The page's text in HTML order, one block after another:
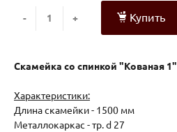
- + Купить
Скамейка со спинкой "Кованая 1"
Характеристики:
Длина скамейки - 1500 мм
Металлокаркас - тр. d 27